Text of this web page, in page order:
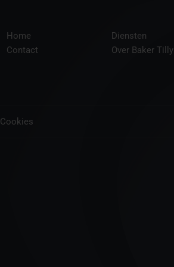
Home
Contact
Diensten
Over Baker Tilly
Cookies